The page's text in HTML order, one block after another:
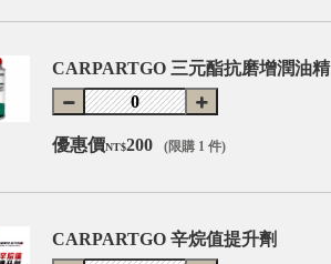
CARPARTGO 三元酯抗磨增潤油精
優惠價NT$200 (限購 1 件)
CARPARTGO 辛烷值提升劑